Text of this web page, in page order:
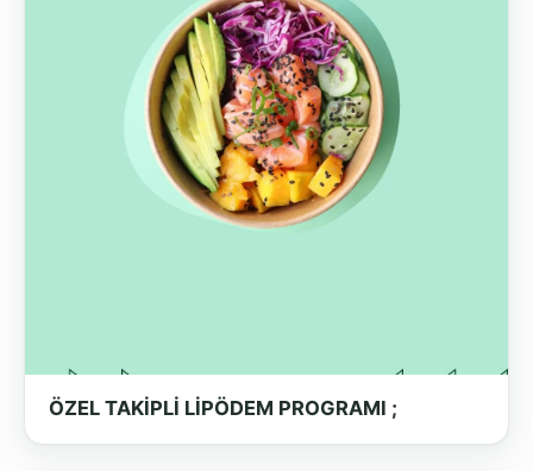
ÖZEL TAKİPLİ LİPÖDEM PROGRAMI ;